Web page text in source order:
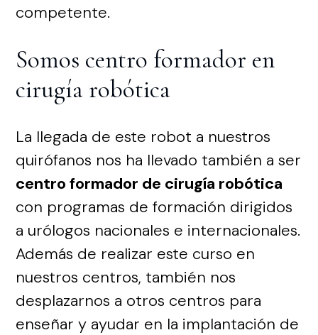
competente.
Somos centro formador en
cirugía robótica
La llegada de este robot a nuestros
quirófanos nos ha llevado también a ser
centro formador de cirugía robótica
con programas de formación dirigidos
a urólogos nacionales e internacionales.
Además de realizar este curso en
nuestros centros, también nos
desplazarnos a otros centros para
enseñar y ayudar en la implantación de